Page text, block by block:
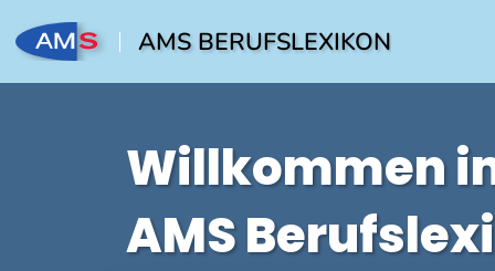
AMS BERUFSLEXIKON
Willkommen
AMS